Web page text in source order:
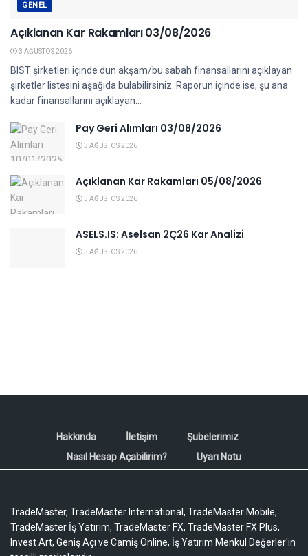
GENEL
Açıklanan Kar Rakamları 03/08/2026
3 AĞUSTOS 2026
BIST şirketleri içinde dün akşam/bu sabah finansallarını açıklayan
şirketler listesini aşağıda bulabilirsiniz. Raporun içinde ise, şu ana
kadar finansallarını açıklayan...
Pay Geri Alımları 03/08/2026
3 AĞUSTOS 2026
Açıklanan Kar Rakamları 05/08/2026
5 AĞUSTOS 2026
ASELS.IS: Aselsan 2Ç26 Kar Analizi
5 AĞUSTOS 2026
Hakkında İletişim
Şubelerimiz
Nasıl Hesap Açabilirim?
Uyarı Notu
TradeMaster, TradeMaster International, TradeMaster Mobile,
TradeMaster İş Yatırım, TradeMaster FX, TradeMaster FX Plus,
Invest Art, Geniş Açı ve Camiş Online, İş Yatırım Menkul Değerler'in